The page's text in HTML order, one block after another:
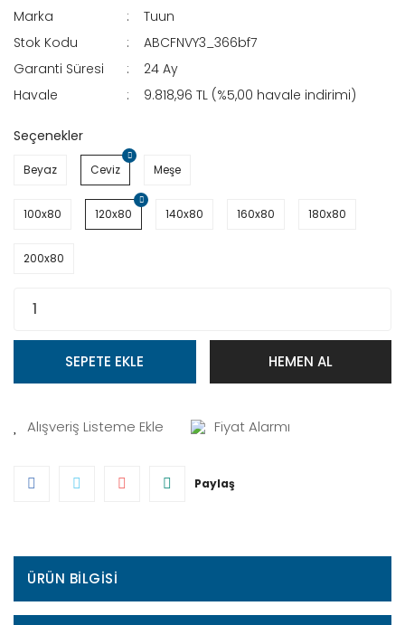
Marka
Tuun
Stok Kodu
ABCFNVY3_366bf7
Garanti Süresi
24 Ay
Havale
9.818,96 TL (%5,00 havale indirimi)
Seçenekler
Beyaz Ceviz Meşe
100x80 120x80 140x80 160x80 180x80
200x80
SEPETE EKLE HEMEN AL
Fiyat Alarmı
Paylaş
ÜRÜN BILGISI